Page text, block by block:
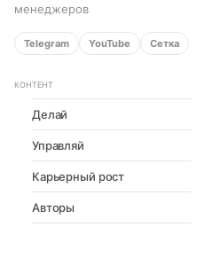
менеджеров
Telegram YouTube Сетка
КОНТЕНТ
Делай
Управляй
Карьерный рост
Авторы